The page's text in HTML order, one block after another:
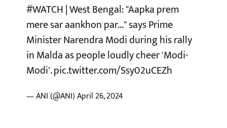
#WATCH| West Bengal: "Aapka prem
mere sar aankhon par..." says Prime
Minister Narendra Modi during his rally
in Malda as people loudly cheer 'Modi-
Modi'.pic.twitter.com/Ssy02uCEZh
— ANI (@ANI)April 26, 2024